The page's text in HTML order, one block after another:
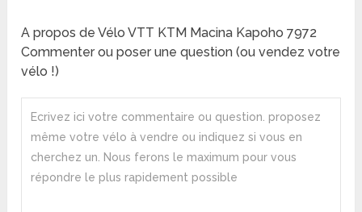
A propos de Vélo VTT KTM Macina Kapoho 7972
Commenter ou poser une question (ou vendez votre
vélo !)